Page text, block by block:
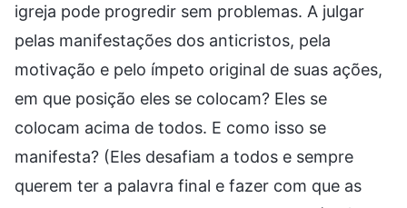
igreja pode progredir sem problemas. A julgar
pelas manifestações dos anticristos, pela
motivação e pelo ímpeto original de suas ações,
em que posição eles se colocam? Eles se
colocam acima de todos. E como isso se
manifesta? (Eles desafiam a todos e sempre
querem ter a palavra final e fazer com que as